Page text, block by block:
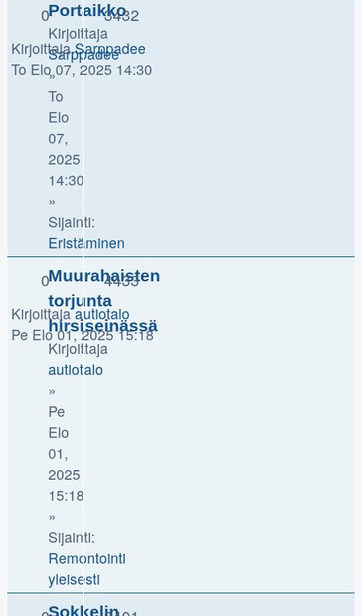
Portaikko
Kirjoittaja
Sarppadee
»
To
Elo
07,
2025
14:30
»
Sijainti:
Eristäminen
0 3432
KirjoittajaSarppadee
To Elo 07, 2025 14:30
Muurahaisten
torjunta
hirsiseinässä
Kirjoittaja
autiotalo
»
Pe
Elo
01,
2025
15:18
»
Sijainti:
Remontointi
yleisesti
0 4433
Kirjoittajaautiotalo
Pe Elo 01, 2025 15:18
Sokkelin